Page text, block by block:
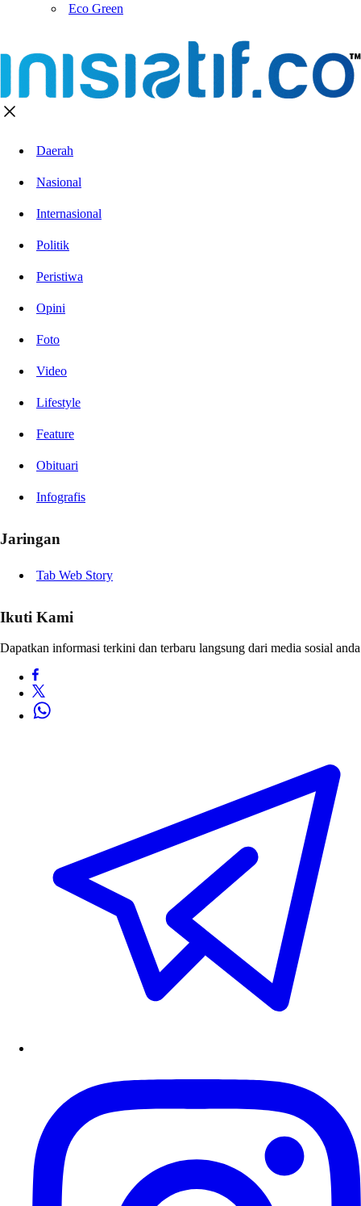
Eco Green
Daerah
Nasional
Internasional
Politik
Peristiwa
Opini
Foto
Video
Lifestyle
Feature
Obituari
Infografis
Jaringan
Tab Web Story
Ikuti Kami
Dapatkan informasi terkini dan terbaru langsung dari media sosial anda